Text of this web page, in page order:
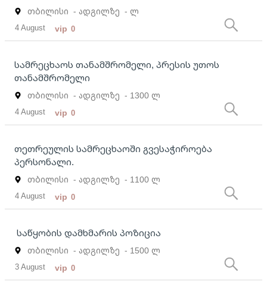
თბილისი - ადგილზე - ლ
4 August vip 0
სამრეცხაოს თანამშრომელი, პრესის უთოს
თანამშრომელი
თბილისი - ადგილზე - 1300 ლ
4 August vip 0
თეთრეულის სამრეცხაოში გვესაჭიროება
პერსონალი.
თბილისი - ადგილზე - 1100 ლ
4 August vip 0
საწყობის დამხმარის პოზიცია
თბილისი - ადგილზე - 1500 ლ
3 August vip 0